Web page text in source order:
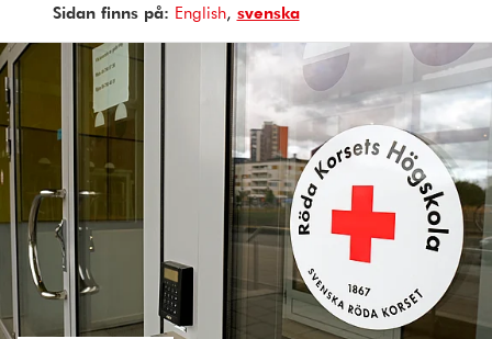
Sidan finns på: Page
is
available
English Sidan
finns
på
svenska